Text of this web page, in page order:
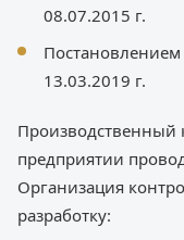
08.07.2015 г.
13.03.2019 г.
Производственный
предприятии
Организация
разработку: